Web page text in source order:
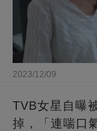
2023/12/09
TVB女星自曝
掉，「連喘口